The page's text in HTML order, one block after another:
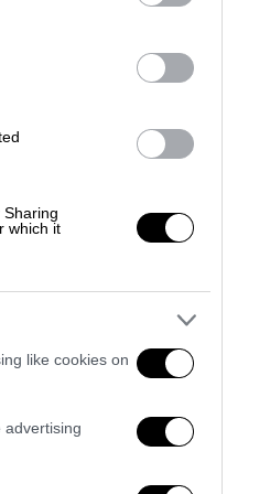
which it
like cookies on
advertising
Πώς
Μεσημεριανό...
07/08/2026
Κεντρικό...
Κεντρικό
06/08/2026
06/08/2026